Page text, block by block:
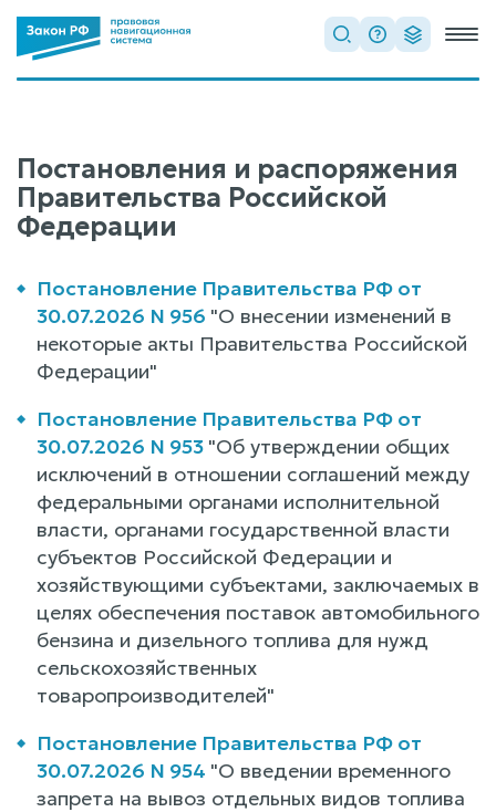
Постановления и распоряжения
Правительства Российской
Федерации
Постановление Правительства РФ от
30.07.2026 N 956 "О внесении изменений в
некоторые акты Правительства Российской
Федерации"
Постановление Правительства РФ от
30.07.2026 N 953 "Об утверждении общих
исключений в отношении соглашений между
федеральными органами исполнительной
власти, органами государственной власти
субъектов Российской Федерации и
хозяйствующими субъектами, заключаемых в
целях обеспечения поставок автомобильного
бензина и дизельного топлива для нужд
сельскохозяйственных
товаропроизводителей"
Постановление Правительства РФ от
30.07.2026 N 954 "О введении временного
запрета на вывоз отдельных видов топлива